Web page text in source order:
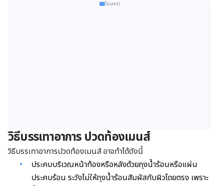
โฆษณา
วิธีบรรเทาอาการ ปวดท้องเมนส์
วิธีบรรเทาอาการปวดท้องเมนส์ อาจทำได้ดังนี้
ประคบบริเวณหน้าท้องหรือหลังด้วยถุงน้ำร้อนหรือแผ่น
ประคบร้อน ระวังไม่ให้ถุงน้ำร้อนสัมผัสกับผิวโดยตรง เพราะ